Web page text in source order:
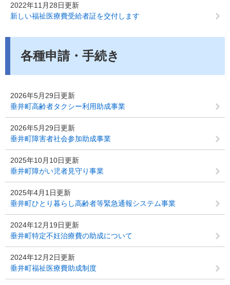
2022年11月28日更新
新しい福祉医療費受給者証を交付します
各種申請・手続き
2026年5月29日更新
垂井町高齢者タクシー利用助成事業
2026年5月29日更新
垂井町障害者社会参加助成事業
2025年10月10日更新
垂井町障がい児者見守り事業
2025年4月1日更新
垂井町ひとり暮らし高齢者等緊急通報システム事業
2024年12月19日更新
垂井町特定不妊治療費の助成について
2024年12月2日更新
垂井町福祉医療費助成制度